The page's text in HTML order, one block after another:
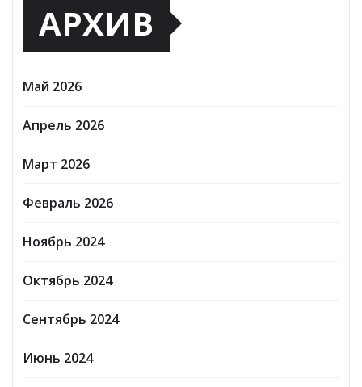
АРХИВ
Май 2026
Апрель 2026
Март 2026
Февраль 2026
Ноябрь 2024
Октябрь 2024
Сентябрь 2024
Июнь 2024